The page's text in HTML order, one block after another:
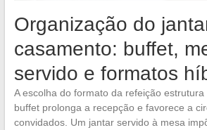
Organização do
casamento: buffet,
servido e formatos
A escolha do formato da refeição
buffet prolonga a recepção e favorece a
convidados. Um jantar servido à mesa